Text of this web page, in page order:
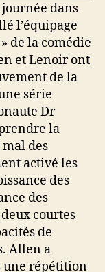
dans
l’équipage
de la comédie
et Lenoir ont
de la
série
Dr
la
des
activé les
des
des
courtes
de
Allen a
une répétition